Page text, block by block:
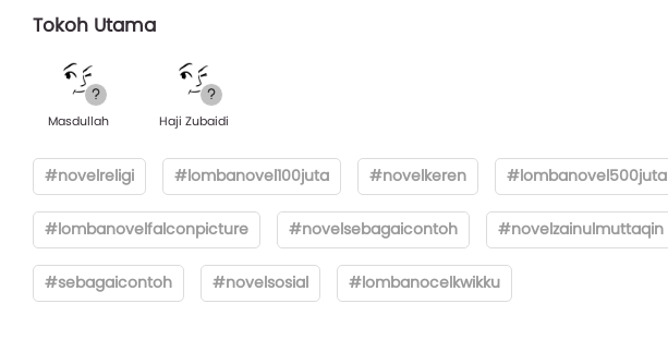
Tokoh Utama
Masdullah Haji Zubaidi
#novelreligi #lombanovel100juta #novelkeren #lombanovel500juta
#lombanovelfalconpicture #novelsebagaicontoh #novelzainulmuttaqin
#sebagaicontoh #novelsosial #lombanocelkwikku